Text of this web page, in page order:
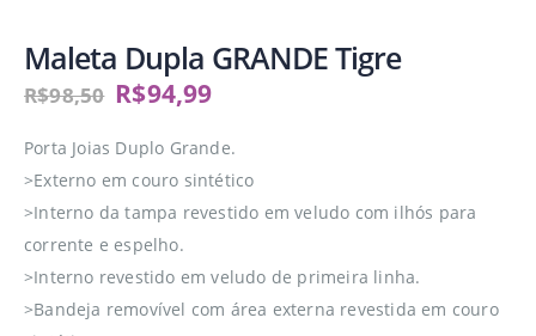
Maleta Dupla GRANDE Tigre
R$98,50 R$94,99
Porta Joias Duplo Grande.
>Externo em couro sintético
>Interno da tampa revestido em veludo com ilhós para
corrente e espelho.
>Interno revestido em veludo de primeira linha.
>Bandeja removível com área externa revestida em couro